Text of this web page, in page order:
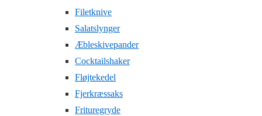
Filetknive
Salatslynger
Æbleskivepander
Cocktailshaker
Fløjtekedel
Fjerkræssaks
Frituregryde